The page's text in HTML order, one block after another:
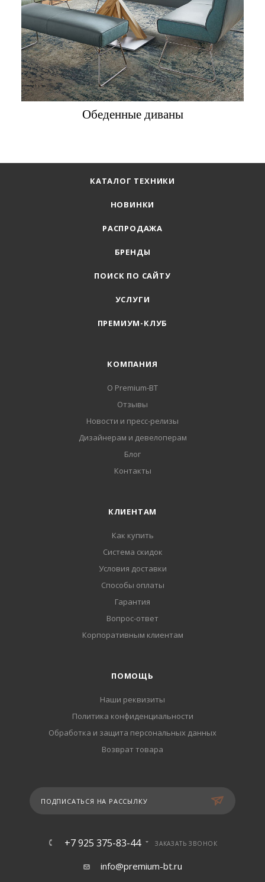
Обеденные диваны
КАТАЛОГ ТЕХНИКИ
НОВИНКИ
РАСПРОДАЖА
БРЕНДЫ
ПОИСК ПО САЙТУ
УСЛУГИ
ПРЕМИУМ-КЛУБ
КОМПАНИЯ
О Premium-BT
Отзывы
Новости и пресс-релизы
Дизайнерам и девелоперам
Блог
Контакты
КЛИЕНТАМ
Как купить
Система скидок
Условия доставки
Способы оплаты
Гарантия
Вопрос-ответ
Корпоративным клиентам
ПОМОЩЬ
Наши реквизиты
Политика конфиденциальности
Обработка и защита персональных данных
Возврат товара
ПОДПИСАТЬСЯ НА РАССЫЛКУ
+7 925 375-83-44 ЗАКАЗАТЬ ЗВОНОК
info@premium-bt.ru